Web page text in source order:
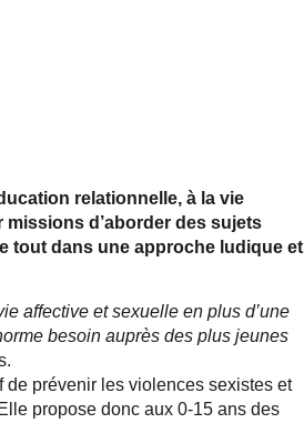
relationnelle, à la vie
missions d’aborder des sujets
tout dans une approche ludique et
affective et sexuelle en plus d’une
besoin auprès des plus jeunes
de prévenir les violences sexistes et
propose donc aux 0-15 ans des